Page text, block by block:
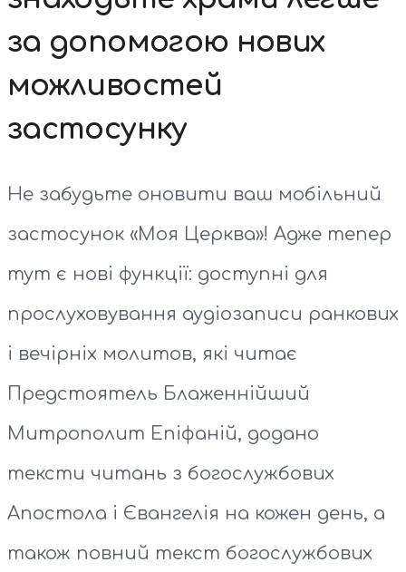
за допомогою нових
можливостей
застосунку
Не забудьте оновити ваш мобільний
застосунок «Моя Церква»! Адже тепер
тут є нові функції: доступні для
прослуховування аудіозаписи ранкових
і вечірніх молитов, які читає
Предстоятель Блаженнійший
Митрополит Епіфаній, додано
тексти читань з богослужбових
Апостола і Євангелія на кожен день, а
також повний текст богослужбових